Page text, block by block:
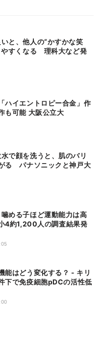
やすくなる 理科大など発
ハイエントロピー合金」作
も可能 大阪公立大
る パナソニックと神戸大
4約1,200人の調査結果発
能はどう変化する？ - キリ
下で免疫細胞pDCの活性低